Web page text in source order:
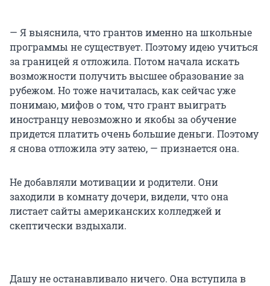
— Я выяснила, что грантов именно на школьные
программы не существует. Поэтому идею учиться
за границей я отложила. Потом начала искать
возможности получить высшее образование за
рубежом. Но тоже начиталась, как сейчас уже
понимаю, мифов о том, что грант выиграть
иностранцу невозможно и якобы за обучение
придется платить очень большие деньги. Поэтому
я снова отложила эту затею, — признается она.
Не добавляли мотивации и родители. Они
заходили в комнату дочери, видели, что она
листает сайты американских колледжей и
скептически вздыхали.
Дашу не останавливало ничего. Она вступила в